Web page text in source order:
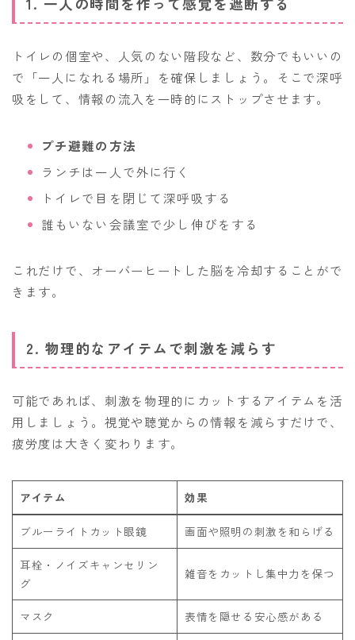
トイレの個室や、人気のない階段など、数分でもいいの
で「一人になれる場所」を確保しましょう。そこで深呼
吸をして、情報の流入を一時的にストップさせます。
プチ避難の方法
ランチは一人で外に行く
トイレで目を閉じて深呼吸する
誰もいない会議室で少し伸びをする
これだけで、オーバーヒートした脳を冷却することがで
きます。
2. 物理的なアイテムで刺激を減らす
可能であれば、刺激を物理的にカットするアイテムを活
用しましょう。視覚や聴覚からの情報を減らすだけで、
疲労度は大きく変わります。
アイテム 効果
ブルーライトカット眼鏡 画面や照明の刺激を和らげる
耳栓・ノイズキャンセリン
グ
雑音をカットし集中力を保つ
マスク 表情を隠せる安心感がある